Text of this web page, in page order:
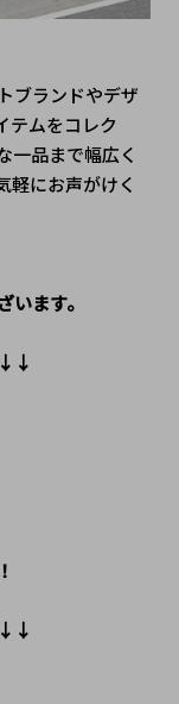
ブランドやデザ
テムをコレク
一品まで幅広く
軽にお声がけく
います。